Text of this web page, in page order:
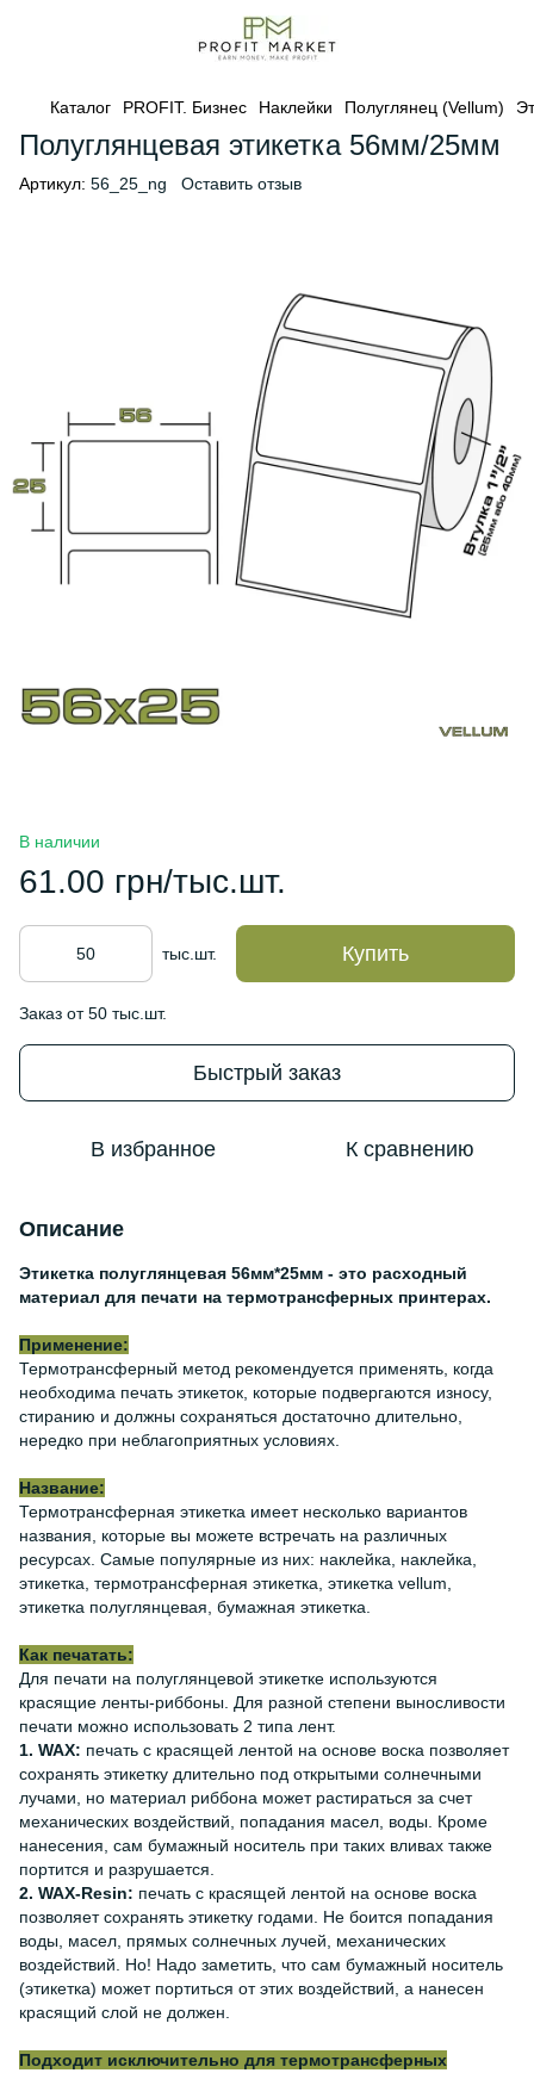
Каталог PROFIT. Бизнес Наклейки Полуглянец (Vellum)
Полуглянцевая этикетка 56мм/25мм
Артикул: 56_25_ng Оставить отзыв
В наличии
61.00 грн/тыс.шт.
тыс.шт. Купить
Заказ от 50 тыс.шт.
Быстрый заказ
В избранное К сравнению
Описание
Этикетка полуглянцевая 56мм*25мм - это расходный
материал для печати на термотрансферных принтерах.
Применение:
Термотрансферный метод рекомендуется применять, когда
необходима печать этикеток, которые подвергаются износу,
стиранию и должны сохраняться достаточно длительно,
нередко при неблагоприятных условиях.
Название:
Термотрансферная этикетка имеет несколько вариантов
названия, которые вы можете встречать на различных
ресурсах. Самые популярные из них: наклейка, наклейка,
этикетка, термотрансферная этикетка, этикетка vellum,
этикетка полуглянцевая, бумажная этикетка.
Как печатать:
Для печати на полуглянцевой этикетке используются
красящие ленты-риббоны. Для разной степени выносливости
печати можно использовать 2 типа лент.
1. WAX: печать с красящей лентой на основе воска позволяет
сохранять этикетку длительно под открытыми солнечными
лучами, но материал риббона может растираться за счет
механических воздействий, попадания масел, воды. Кроме
нанесения, сам бумажный носитель при таких вливах также
портится и разрушается.
2. WAX-Resin: печать с красящей лентой на основе воска
позволяет сохранять этикетку годами. Не боится попадания
воды, масел, прямых солнечных лучей, механических
воздействий. Но! Надо заметить, что сам бумажный носитель
(этикетка) может портиться от этих воздействий, а нанесен
красящий слой не должен.
Подходит исключительно для термотрансферных